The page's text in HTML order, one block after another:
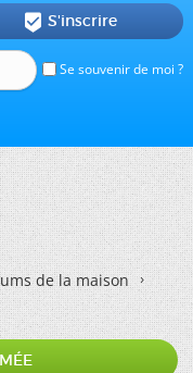
Se souvenir de moi ?
 S'inscrire
de la maison